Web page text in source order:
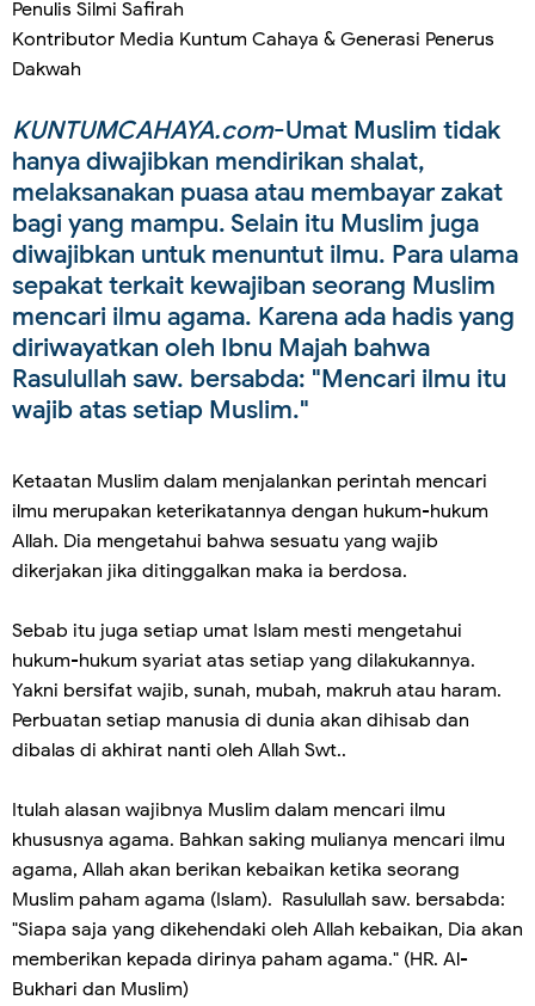
Penulis Silmi Safirah
Kontributor Media Kuntum Cahaya & Generasi Penerus
Dakwah
KUNTUMCAHAYA.com-Umat Muslim tidak
hanya diwajibkan mendirikan shalat,
melaksanakan puasa atau membayar zakat
bagi yang mampu. Selain itu Muslim juga
diwajibkan untuk menuntut ilmu. Para ulama
sepakat terkait kewajiban seorang Muslim
mencari ilmu agama. Karena ada hadis yang
diriwayatkan oleh Ibnu Majah bahwa
Rasulullah saw. bersabda: "Mencari ilmu itu
wajib atas setiap Muslim."
Ketaatan Muslim dalam menjalankan perintah mencari
ilmu merupakan keterikatannya dengan hukum-hukum
Allah. Dia mengetahui bahwa sesuatu yang wajib
dikerjakan jika ditinggalkan maka ia berdosa.
Sebab itu juga setiap umat Islam mesti mengetahui
hukum-hukum syariat atas setiap yang dilakukannya.
Yakni bersifat wajib, sunah, mubah, makruh atau haram.
Perbuatan setiap manusia di dunia akan dihisab dan
dibalas di akhirat nanti oleh Allah Swt..
Itulah alasan wajibnya Muslim dalam mencari ilmu
khususnya agama. Bahkan saking mulianya mencari ilmu
agama, Allah akan berikan kebaikan ketika seorang
Muslim paham agama (Islam). Rasulullah saw. bersabda:
"Siapa saja yang dikehendaki oleh Allah kebaikan, Dia akan
memberikan kepada dirinya paham agama." (HR. Al-
Bukhari dan Muslim)